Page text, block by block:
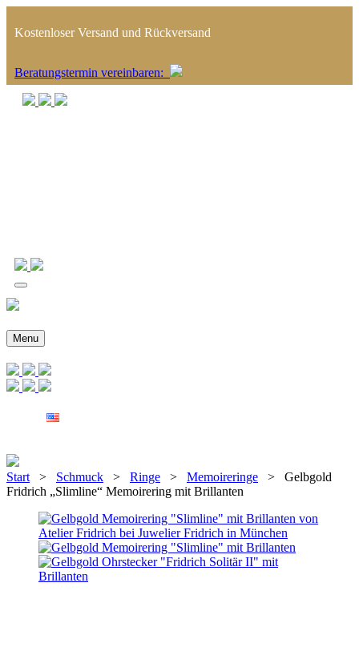
Kostenloser Versand und Rückversand
Beratungstermin vereinbaren:
Menu
Start > Schmuck > Ringe > Memoireringe > Gelbgold
Fridrich „Slimline“ Memoirering mit Brillanten